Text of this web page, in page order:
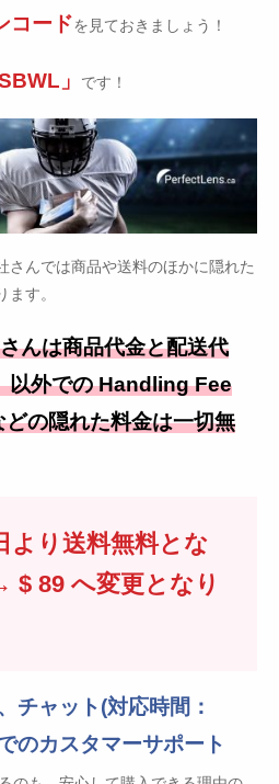
コードを見ておきましょう！
」 です！
さんでは商品や送料のほかに隠れた
す。
んは商品代金と配送代
以外での Handling Fee
の隠れた料金は一切無
より送料無料とな
$ 89 へ変更となり
チャット(対応時間：
のカスタマーサポート